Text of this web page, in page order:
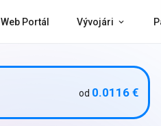
Web Portál Vývojári
od 0.0116 €